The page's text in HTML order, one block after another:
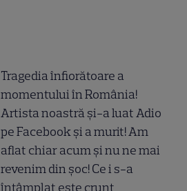
Tragedia înfiorătoare a
momentului în România!
Artista noastră și-a luat Adio
pe Facebook și a murit! Am
aflat chiar acum și nu ne mai
revenim din șoc! Ce i s-a
întâmplat este crunt